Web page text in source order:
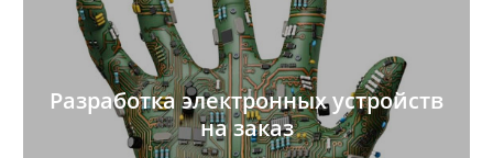
Разработка электронных устройств
на заказ